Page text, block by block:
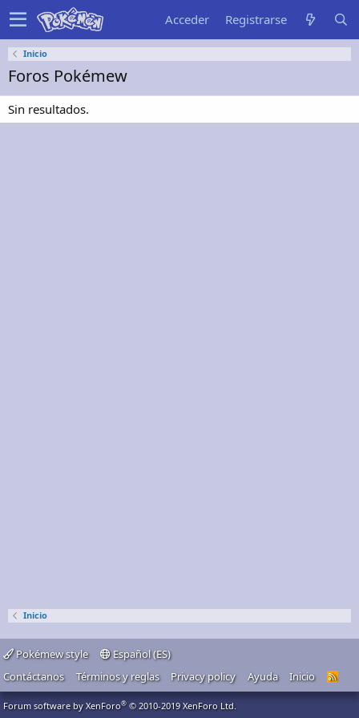
Acceder Registrarse
Inicio
Foros Pokémew
Sin resultados.
Inicio
Pokémew style
Español (ES)
Contáctanos
Términos y reglas Privacy policy Ayuda Inicio
R
Forum software by XenForo® © 2010-2019 XenForo Ltd.